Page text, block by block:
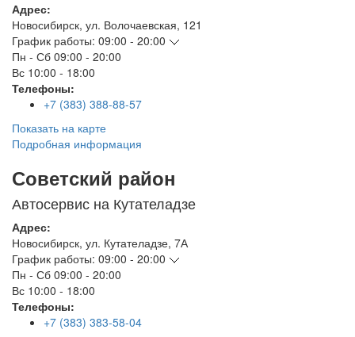
Адрес:
Новосибирск, ул. Волочаевская, 121
График работы: 09:00 - 20:00
Пн - Сб 09:00 - 20:00
Вс 10:00 - 18:00
Телефоны:
+7 (383) 388-88-57
Показать на карте
Подробная информация
Советский район
Автосервис на Кутателадзе
Адрес:
Новосибирск, ул. Кутателадзе, 7А
График работы: 09:00 - 20:00
Пн - Сб 09:00 - 20:00
Вс 10:00 - 18:00
Телефоны:
+7 (383) 383-58-04